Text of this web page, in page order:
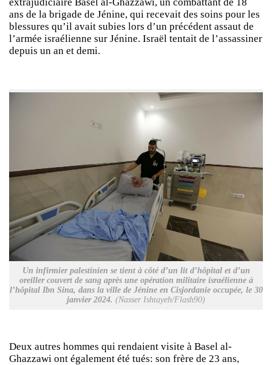
ans de la brigade de Jénine, qui recevait des soins pour les
blessures qu’il avait subies lors d’un précédent assaut de
l’armée israélienne sur Jénine. Israël tentait de l’assassiner
depuis un an et demi.
Un infirmier palestinien se tient à côté d’un lit d’hôpital et d’un
oreiller couvert de sang après une opération militaire israélienne à
l’hôpital Ibn Sina, dans la ville de Jénine en Cisjordanie occupée, le 30
janvier 2024. (Nasser Ishtayeh/Flash90)
Deux autres hommes qui rendaient visite à Basel al-
Ghazzawi ont également été tués: son frère de 23 ans,